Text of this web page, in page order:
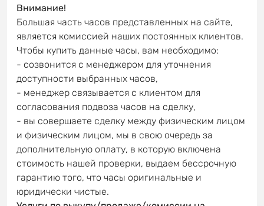
Внимание!
Большая часть часов представленных на сайте,
является комиссией наших постоянных клиентов.
Чтобы купить данные часы, вам необходимо:
- созвонится с менеджером для уточнения
доступности выбранных часов,
- менеджер связывается с клиентом для
согласования подвоза часов на сделку,
- вы совершаете сделку между физическим лицом
и физическим лицом, мы в свою очередь за
дополнительную оплату, в которую включена
стоимость нашей проверки, выдаем бессрочную
гарантию того, что часы оригинальные и
юридически чистые.